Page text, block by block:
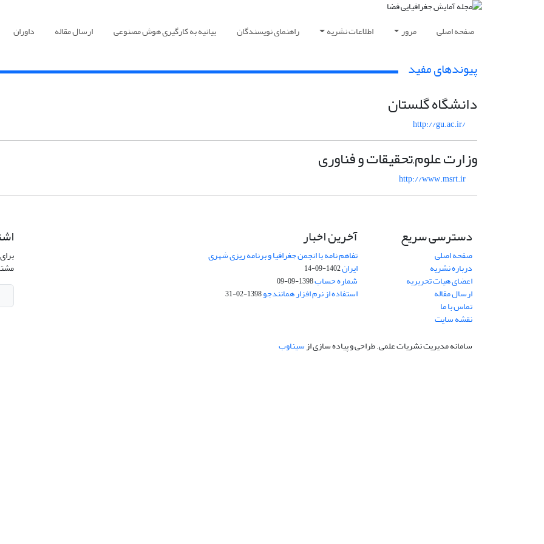
صفحه اصلی مرور اطلاعات نشریه راهنمای نویسندگان بیانیه به کارگیری هوش مصنوعی ارسال مقاله داوران
پیوندهای مفید
دانشگاه گلستان
http://gu.ac.ir/
وزارت علوم,تحقیقات و فناوری
http://www.msrt.ir
دسترسی سریع
صفحه اصلی
درباره نشریه
اعضای هیات تحریریه
ارسال مقاله
تماس با ما
نقشه سایت
آخرین اخبار
تفاهم نامه با انجمن جغرافیا و برنامه ریزی شهری
ایران1402-09-14
شماره حساب1398-09-09
استفاده از نرم افزار همانندجو1398-02-31
سامانه مدیریت نشریات علمی.طراحی و پیاده سازی ازسیناوب